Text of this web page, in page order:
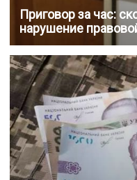
Приговор за час:
нарушение